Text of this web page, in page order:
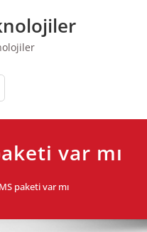
var mı
paketi var mı